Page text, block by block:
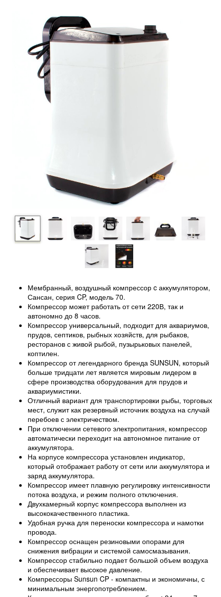
Мембранный, воздушный компрессор c аккумулятором,
Сансан, серия CP, модель 70.
Компрессор может работать от сети 220В, так и
автономно до 8 часов.
Компрессор универсальный, подходит для аквариумов,
прудов, септиков, рыбных хозяйств, для рыбаков,
ресторанов с живой рыбой, пузырьковых панелей,
коптилен.
Компрессор от легендарного бренда SUNSUN, который
больше тридцати лет является мировым лидером в
сфере производства оборудования для прудов и
аквариумистики.
Отличный вариант для транспортировки рыбы, торговых
мест, служит как резервный источник воздуха на случай
перебоев с электричеством.
При отключении сетевого электропитания, компрессор
автоматически переходит на автономное питание от
аккумулятора.
На корпусе компрессора установлен индикатор,
который отображает работу от сети или аккумулятора и
заряд аккумулятора.
Компрессор имеет плавную регулировку интенсивности
потока воздуха, и режим полного отключения.
Двухкамерный корпус компрессора выполнен из
высококачественного пластика.
Удобная ручка для переноски компрессора и намотки
провода.
Компрессор оснащен резиновыми опорами для
снижения вибрации и системой самосмазывания.
Компрессор стабильно подает большой объем воздуха
и обеспечивает высокое давление.
Компрессоры Sunsun CP - компактны и экономичны, с
минимальным энергопотреблением.